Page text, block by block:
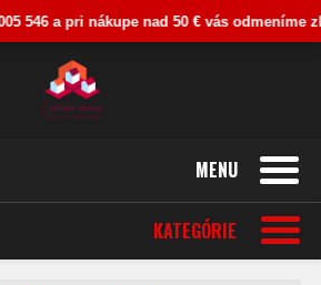
MENU
KATEGÓRIE
546 a pri nákupe nad 50 € vás odmeníme